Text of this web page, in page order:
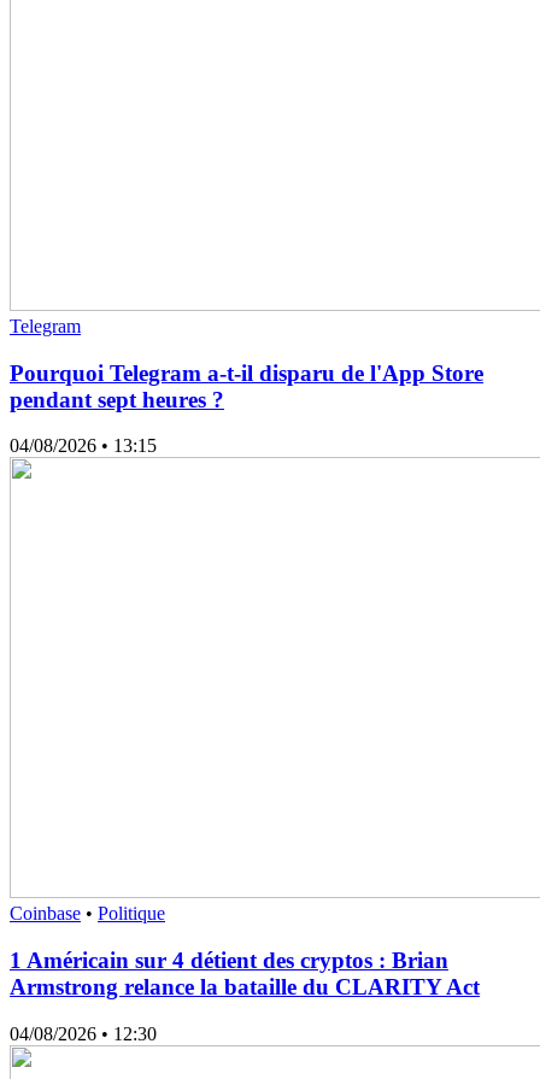
Telegram
Pourquoi Telegram a-t-il disparu de l'App Store
pendant sept heures ?
04/08/2026 • 13:15
Coinbase • Politique
1 Américain sur 4 détient des cryptos : Brian
Armstrong relance la bataille du CLARITY Act
04/08/2026 • 12:30